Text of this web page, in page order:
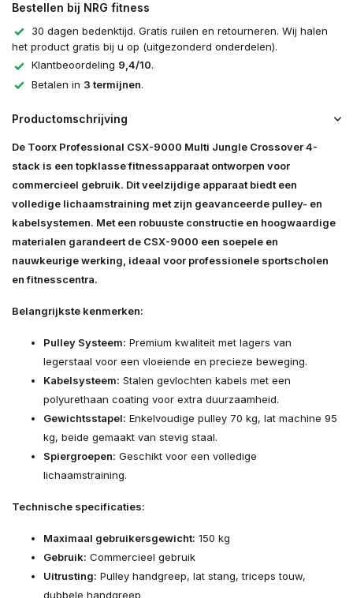
Bestellen bij NRG fitness
30 dagen bedenktijd. Gratis ruilen en retourneren. Wij halen
het product gratis bij u op (uitgezonderd onderdelen).
Klantbeoordeling 9,4/10.
Betalen in 3 termijnen.
Productomschrijving
De Toorx Professional CSX-9000 Multi Jungle Crossover 4-
stack is een topklasse fitnessapparaat ontworpen voor
commercieel gebruik. Dit veelzijdige apparaat biedt een
volledige lichaamstraining met zijn geavanceerde pulley- en
kabelsystemen. Met een robuuste constructie en hoogwaardige
materialen garandeert de CSX-9000 een soepele en
nauwkeurige werking, ideaal voor professionele sportscholen
en fitnesscentra.
Belangrijkste kenmerken:
Pulley Systeem: Premium kwaliteit met lagers van
legerstaal voor een vloeiende en precieze beweging.
Kabelsysteem: Stalen gevlochten kabels met een
polyurethaan coating voor extra duurzaamheid.
Gewichtsstapel: Enkelvoudige pulley 70 kg, lat machine 95
kg, beide gemaakt van stevig staal.
Spiergroepen: Geschikt voor een volledige
lichaamstraining.
Technische specificaties:
Maximaal gebruikersgewicht: 150 kg
Gebruik: Commercieel gebruik
Uitrusting: Pulley handgreep, lat stang, triceps touw,
dubbele handgreep